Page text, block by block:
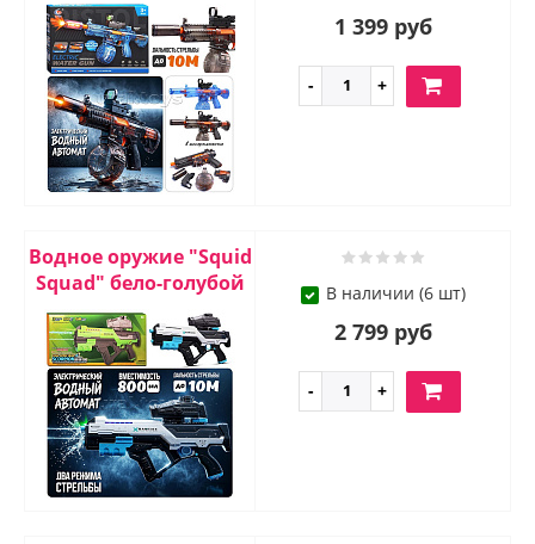
1 399 руб
Водное оружие "Squid
Squad" бело-голубой
В наличии (6 шт)
2 799 руб